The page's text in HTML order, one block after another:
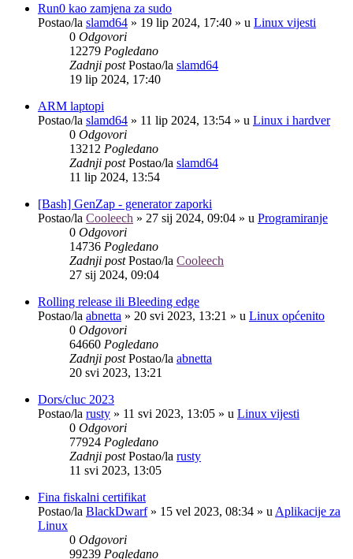
Run0 kao zamjena za sudo
Postao/la slamd64 » 19 lip 2024, 17:40 » u Linux vijesti
0 Odgovori
12279 Pogledano
Zadnji postPostao/la slamd64
19 lip 2024, 17:40
ARM laptopi
Postao/la slamd64 » 11 lip 2024, 13:54 » u Linux i hardver
0 Odgovori
13212 Pogledano
Zadnji postPostao/la slamd64
11 lip 2024, 13:54
[Bash] GenZap - generator zaporki
Postao/la Cooleech » 27 sij 2024, 09:04 » u Programiranje
0 Odgovori
14736 Pogledano
Zadnji postPostao/la Cooleech
27 sij 2024, 09:04
Rolling release ili Bleeding edge
Postao/la abnetta » 20 svi 2023, 13:21 » u Linux općenito
0 Odgovori
64660 Pogledano
Zadnji postPostao/la abnetta
20 svi 2023, 13:21
Dors/cluc 2023
Postao/la rusty » 11 svi 2023, 13:05 » u Linux vijesti
0 Odgovori
77924 Pogledano
Zadnji postPostao/la rusty
11 svi 2023, 13:05
Fina fiskalni certifikat
Postao/la BlackDwarf» 15 vel 2023, 08:34 » u Aplikacije za
Linux
0 Odgovori
99239 Pogledano